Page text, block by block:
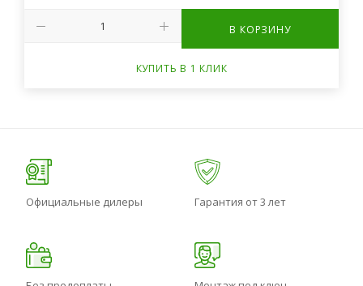
В КОРЗИНУ
КУПИТЬ В 1 КЛИК
Официальные дилеры Гарантия от 3 лет